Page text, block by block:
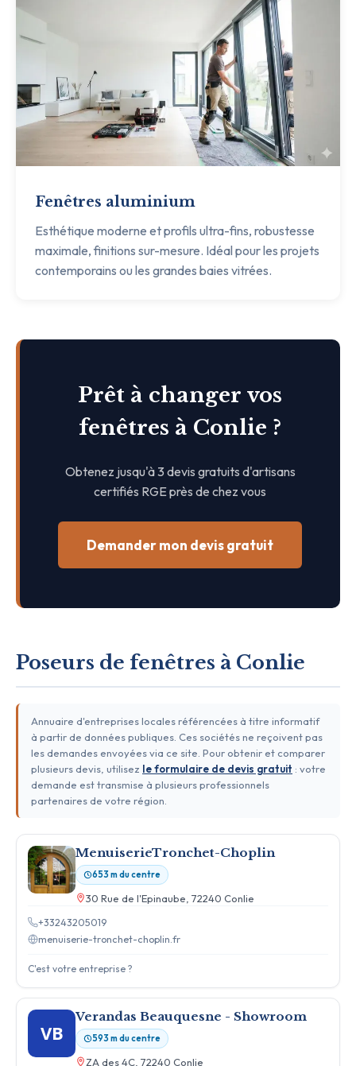
Fenêtres aluminium
Esthétique moderne et profils ultra-fins, robustesse
maximale, finitions sur-mesure. Idéal pour les projets
contemporains ou les grandes baies vitrées.
Prêt à changer vos
fenêtres à Conlie ?
Obtenez jusqu'à 3 devis gratuits d'artisans
certifiés RGE près de chez vous
Demander mon devis gratuit
Poseurs de fenêtres à Conlie
Annuaire d'entreprises locales référencées à titre informatif
à partir de données publiques. Ces sociétés ne reçoivent pas
les demandes envoyées via ce site. Pour obtenir et comparer
plusieurs devis, utilisez le formulaire de devis gratuit : votre
demande est transmise à plusieurs professionnels
partenaires de votre région.
MenuiserieTronchet-Choplin
653 m du centre
30 Rue de l'Epinaube, 72240 Conlie
+33243205019
menuiserie-tronchet-choplin.fr
C'est votre entreprise ?
VB
Verandas Beauquesne - Showroom
593 m du centre
ZA des 4C, 72240 Conlie